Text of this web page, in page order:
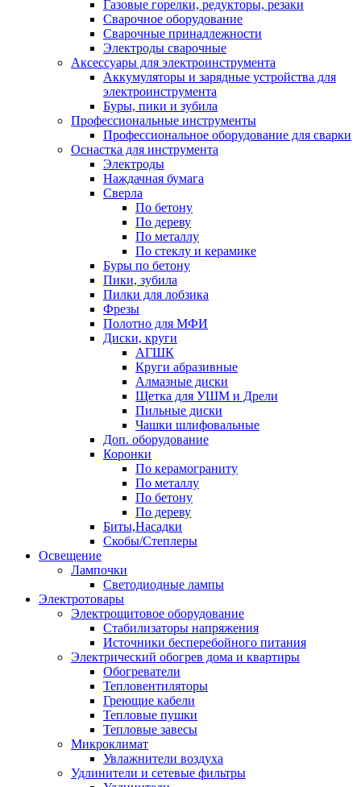
Газовые горелки, редукторы, резаки
Сварочное оборудование
Сварочные принадлежности
Электроды сварочные
Аксессуары для электроинструмента
Аккумуляторы и зарядные устройства для
электроинструмента
Буры, пики и зубила
Профессиональные инструменты
Профессиональное оборудование для сварки
Оснастка для инструмента
Электроды
Наждачная бумага
Сверла
По бетону
По дереву
По металлу
По стеклу и керамике
Буры по бетону
Пики, зубила
Пилки для лобзика
Фрезы
Полотно для МФИ
Диски, круги
АГШК
Круги абразивные
Алмазные диски
Щетка для УШМ и Дрели
Пильные диски
Чашки шлифовальные
Доп. оборудование
Коронки
По керамограниту
По металлу
По бетону
По дереву
Биты,Насадки
Скобы/Степлеры
Освещение
Лампочки
Светодиодные лампы
Электротовары
Электрощитовое оборудование
Стабилизаторы напряжения
Источники бесперебойного питания
Электрический обогрев дома и квартиры
Обогреватели
Тепловентиляторы
Греющие кабели
Тепловые пушки
Тепловые завесы
Микроклимат
Увлажнители воздуха
Удлинители и сетевые фильтры